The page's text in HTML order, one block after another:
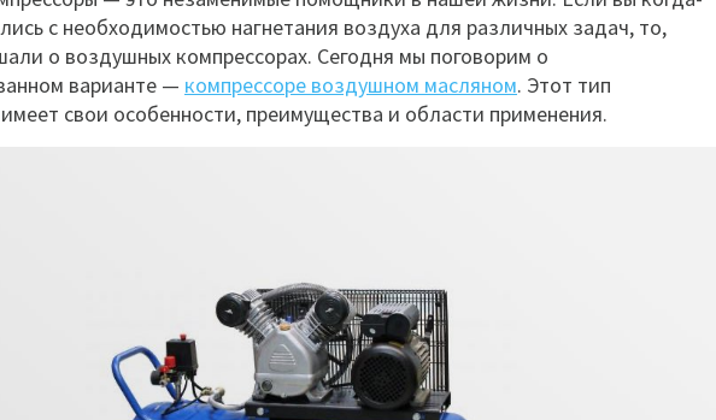
с необходимостью нагнетания воздуха для различных задач, то,
о воздушных компрессорах. Сегодня мы поговорим о
варианте — компрессоре воздушном масляном. Этот тип
свои особенности, преимущества и области применения.